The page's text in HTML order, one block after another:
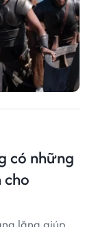
có những
cho